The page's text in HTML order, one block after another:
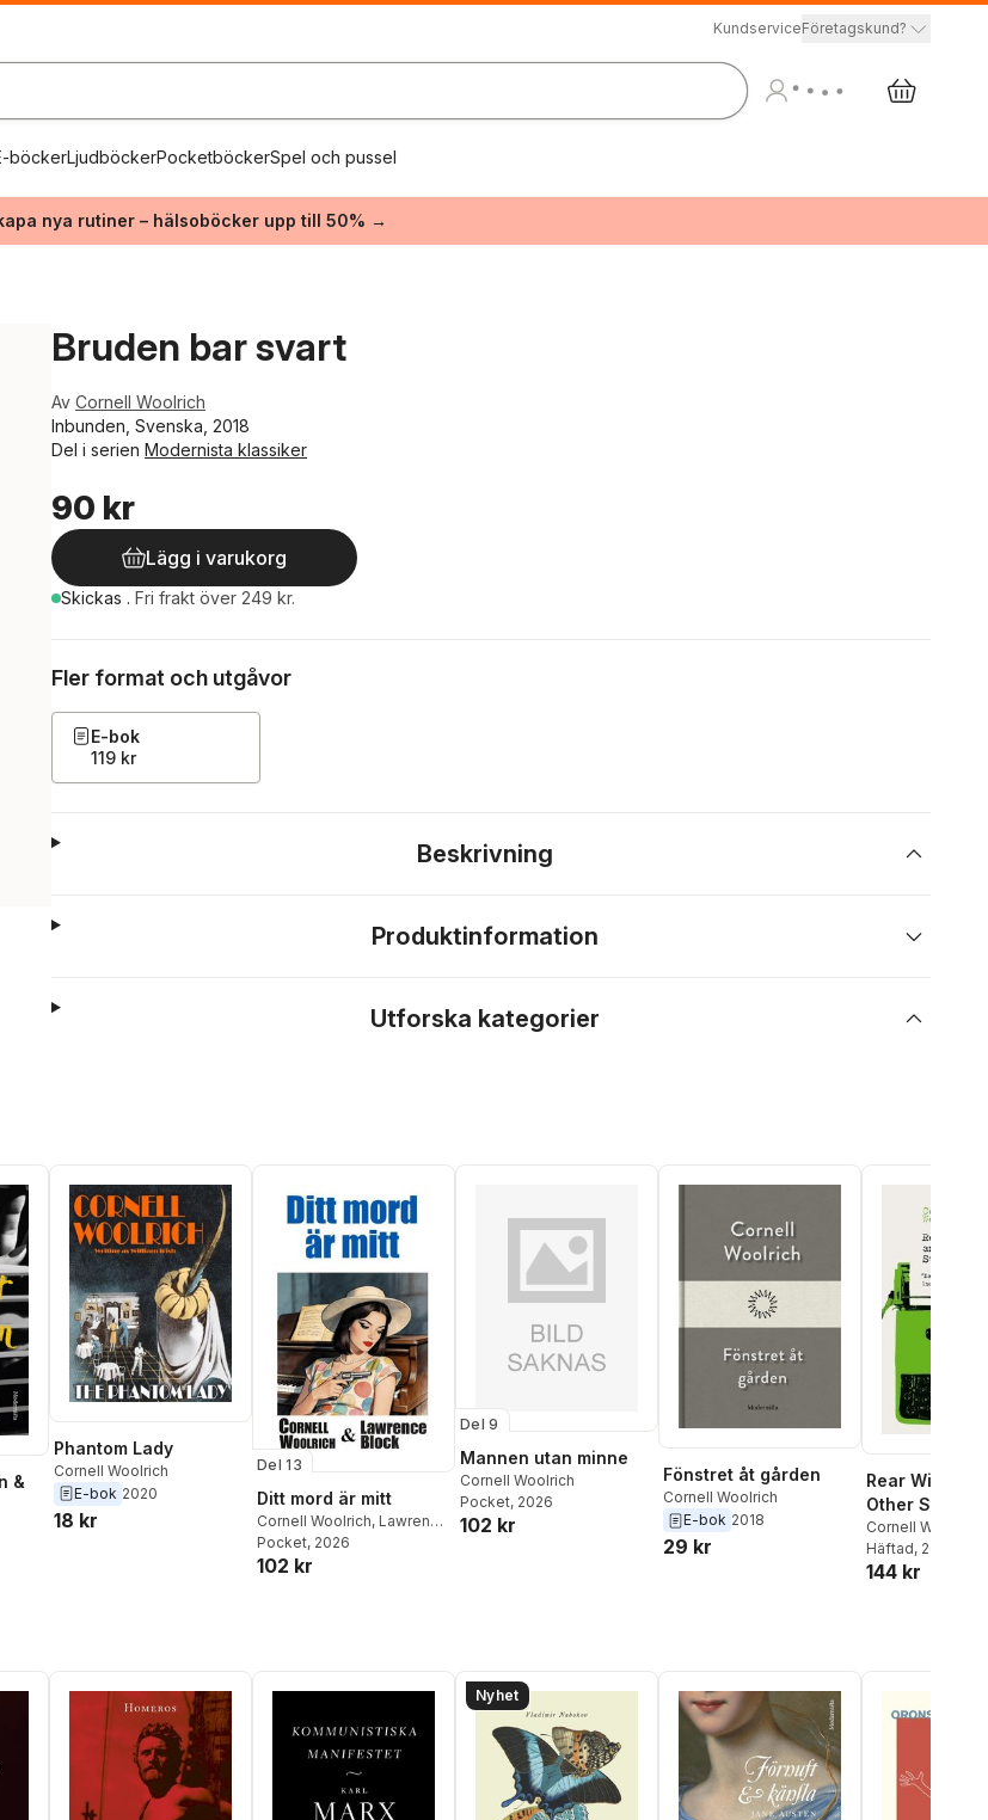
KundserviceFöretagskund?
böckerLjudböckerPocketböckerSpel och pussel
nya rutiner – hälsoböcker upp till 50% →
Bruden bar svart
Av Cornell Woolrich
Inbunden, Svenska, 2018
Del i serien Modernista klassiker
90 kr
Lägg i varukorg
Skickas . Fri frakt över 249 kr.
Fler format och utgåvor
E-bok
119 kr
Beskrivning
Produktinformation
Utforska kategorier
&
Phantom Lady
Cornell Woolrich
E-bok 2020
18 kr
Del 13
Ditt mord är mitt
Cornell Woolrich, Lawrence
Block
Pocket, 2026
102 kr
Del 9
Mannen utan minne
Cornell Woolrich
Pocket, 2026
102 kr
Fönstret åt gården
Cornell Woolrich
E-bok 2018
29 kr
Rear Window
Other Stories
Cornell Woolrich
Häftad, 2026
144 kr
Nyhet